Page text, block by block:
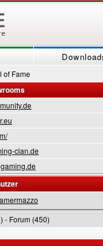
of Fame
clan.de
- Forum (450)